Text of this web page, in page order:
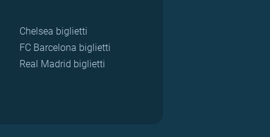
Chelsea biglietti
FC Barcelona biglietti
Real Madrid biglietti